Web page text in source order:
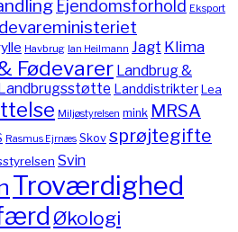
Ejendomsforhold Eksport
Havbrug Ian Heilmann Jagt Klima
Fødevarer Landbrug &
LanddistrikterLea
Miljøstyrelsen mink MRSA
Rasmus Ejrnæs Skov sprøjtegifte
Svin
Troværdighed
Økologi